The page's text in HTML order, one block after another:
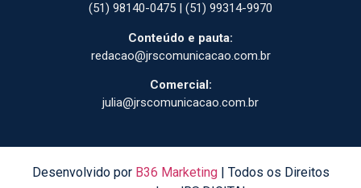
(51) 98140-0475 | (51) 99314-9970
Conteúdo e pauta:
redacao@jrscomunicacao.com.br
Comercial:
julia@jrscomunicacao.com.br
Desenvolvido por B36 Marketing| Todos os Direitos